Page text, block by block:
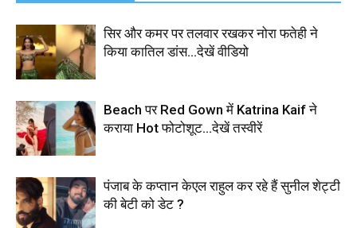
सिर और कमर पर तलवार रखकर नोरा फतेही ने
किया कातिल डांस…देखें वीडियो
Beach पर Red Gown में Katrina Kaif ने
कराया Hot फोटोशूट…देखें तस्वीरें
पंजाब के कप्तान केएल राहुल कर रहे हैं सुनील शेट्टी
की बेटी को डेट ?